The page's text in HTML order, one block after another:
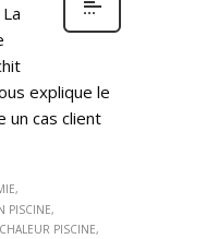
explique le
un cas client
PISCINE
PISCINE